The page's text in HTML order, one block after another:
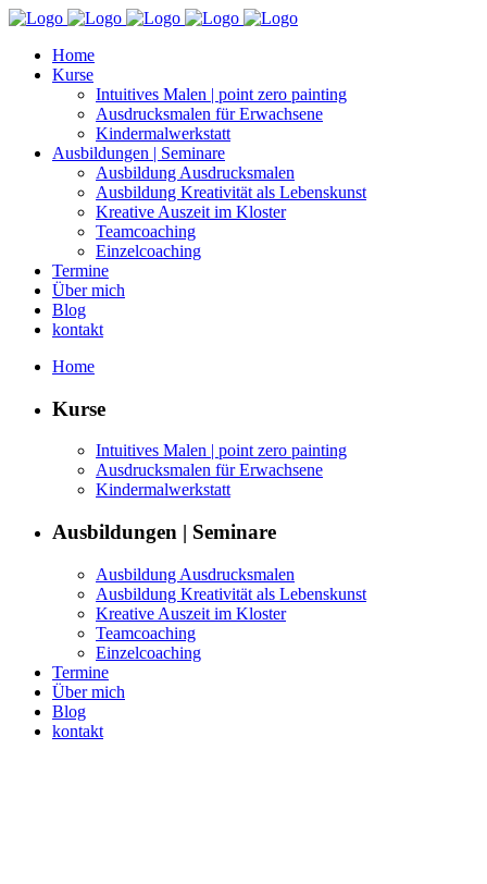
Home
Kurse
Intu­itives Malen | point zero painting
Aus­drucks­malen für Erwachsene
Kin­der­mal­w­erk­statt
Aus­bil­dun­gen | Seminare
Aus­bil­dung Ausdrucksmalen
Aus­bil­dung Kreativ­ität als Lebenskunst
Kreative Auszeit im Kloster
Team­coach­ing
Einzel­coach­ing
Ter­mine
Über mich
Blog
kon­takt
Home
Kurse
Intu­itives Malen | point zero painting
Aus­drucks­malen für Erwachsene
Kin­der­mal­w­erk­statt
Aus­bil­dun­gen | Seminare
Aus­bil­dung Ausdrucksmalen
Aus­bil­dung Kreativ­ität als Lebenskunst
Kreative Auszeit im Kloster
Team­coach­ing
Einzel­coach­ing
Ter­mine
Über mich
Blog
kon­takt